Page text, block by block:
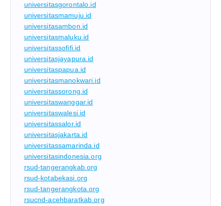
universitasgorontalo.id
universitasmamuju.id
universitasambon.id
universitasmaluku.id
universitassofifi.id
universitasjayapura.id
universitaspapua.id
universitasmanokwari.id
universitassorong.id
universitaswanggar.id
universitaswalesi.id
universitassalor.id
universitasjakarta.id
universitassamarinda.id
universitasindonesia.org
rsud-tangerangkab.org
rsud-kotabekasi.org
rsud-tangerangkota.org
rsucnd-acehbaratkab.org